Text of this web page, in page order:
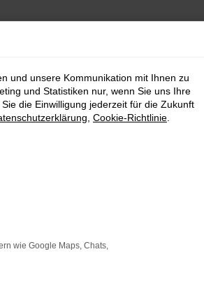
Seite in einem anderen Browser oder
und unsere Kommunikation mit Ihnen zu
und Statistiken nur, wenn Sie uns Ihre
die Einwilligung jederzeit für die Zukunft
Cookie-Richtlinie
wie Google Maps, Chats,